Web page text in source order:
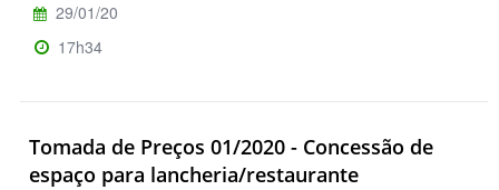
29/01/20
17h34
Tomada de Preços 01/2020 - Concessão de
espaço para lancheria/restaurante